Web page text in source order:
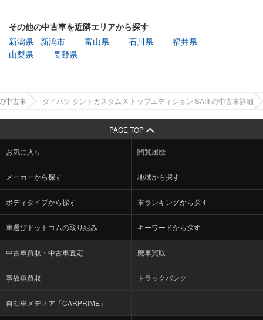
その他の中古車を近隣エリアから探す
新潟県
新潟市 富山県 石川県
福井県
山梨県
長野県
中古車 ダイハツ タントカスタム X トップエディション SAIII の中古車詳細
PAGE TOP
お気に入り 閲覧履歴
メーカーから探す 地域から探す
ボディタイプから探す 車ランキングから探す
車選びドットコムの取り組み キーワードから探す
中古車買取・中古車査定 廃車買取
事故車買取 トラックバンク
自動車メディア「CARPRIME」